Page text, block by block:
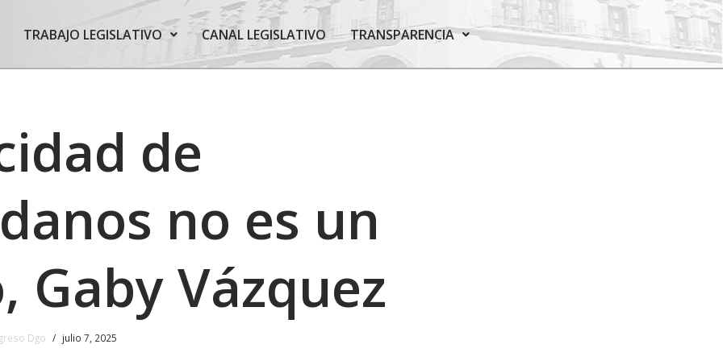
TRABAJO LEGISLATIVO CANAL LEGISLATIVO TRANSPARENCIA
de
no es un
Gaby Vázquez
Dgo julio 7, 2025